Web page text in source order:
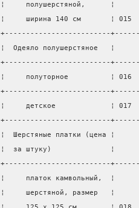
¦     полушерстяной,
¦     ширина 140 см       ¦
+-------------------------
¦  Одеяло
+-------------------------
¦     полуторное          ¦
+-------------------------
¦     детское             ¦
+-------------------------
¦  Шерстяные платки
¦  за штуку)              ¦
+-------------------------
¦     платок
¦     шерстяной, размер